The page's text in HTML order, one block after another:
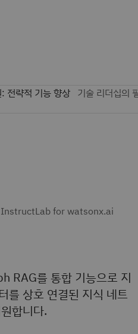
for watsonx.ai
RAG를 통합 기능으로 지
를 상호 연결된 지식 네트
합니다.